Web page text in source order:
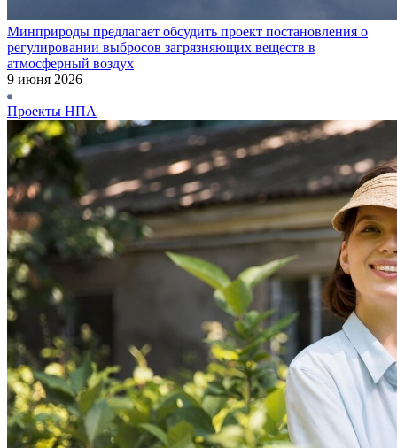
Минприроды предлагает обсудить проект постановления о
регулировании выбросов загрязняющих веществ в
атмосферный воздух
9 июня 2026
Проекты НПА